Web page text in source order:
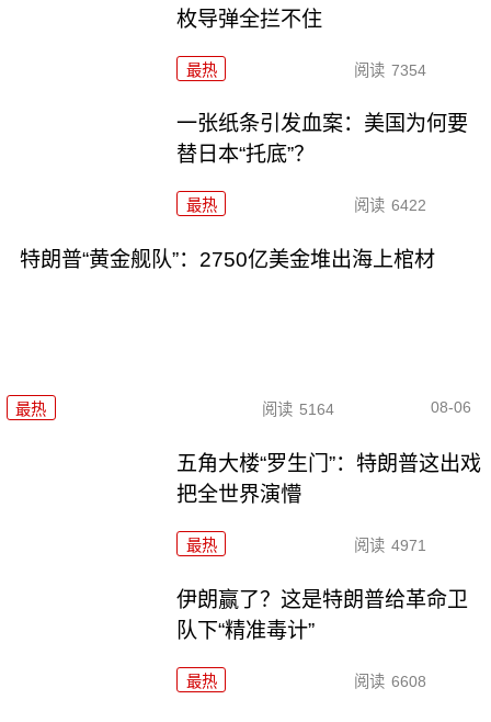
枚导弹全拦不住
最热 阅读 7354
一张纸条引发血案：美国为何要
替日本“托底”？
最热 阅读 6422
特朗普“黄金舰队”：2750亿美金堆出海上棺材
最热 阅读 5164 08-06
五角大楼“罗生门”：特朗普这出戏
把全世界演懵
最热 阅读 4971
伊朗赢了？这是特朗普给革命卫
队下“精准毒计”
最热 阅读 6608